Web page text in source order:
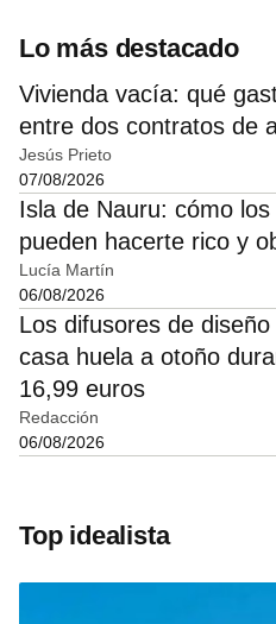
Lo más destacado
Vivienda vacía: qué
entre dos contratos de
Jesús Prieto
07/08/2026
Isla de Nauru: cómo
pueden hacerte rico y
Lucía Martín
06/08/2026
Los difusores de
casa huela a otoño
16,99 euros
Redacción
06/08/2026
Top idealista